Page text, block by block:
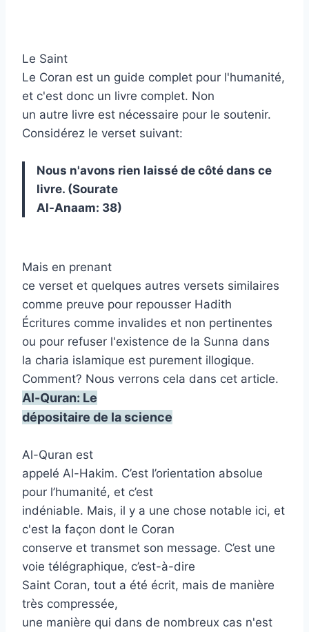
Le Saint
Le Coran est un guide complet pour l'humanité,
et c'est donc un livre complet. Non
un autre livre est nécessaire pour le soutenir.
Considérez le verset suivant:
Nous n'avons rien laissé de côté dans ce
livre. (Sourate
Al-Anaam: 38)
Mais en prenant
ce verset et quelques autres versets similaires
comme preuve pour repousser Hadith
Écritures comme invalides et non pertinentes
ou pour refuser l'existence de la Sunna dans
la charia islamique est purement illogique.
Comment? Nous verrons cela dans cet article.
Al-Quran: Le
dépositaire de la science
Al-Quran est
appelé Al-Hakim. C’est l’orientation absolue
pour l’humanité, et c’est
indéniable. Mais, il y a une chose notable ici, et
c'est la façon dont le Coran
conserve et transmet son message. C’est une
voie télégraphique, c’est-à-dire
Saint Coran, tout a été écrit, mais de manière
très compressée,
une manière qui dans de nombreux cas n'est